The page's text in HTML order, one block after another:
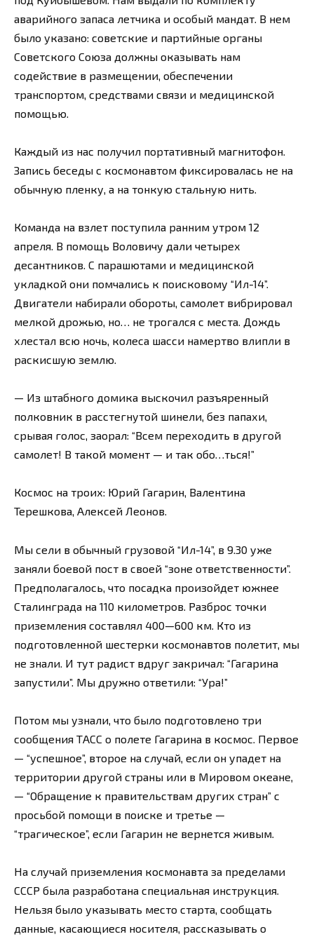
аварийного запаса летчика и особый мандат. В нем
было указано: советские и партийные органы
Советского Союза должны оказывать нам
содействие в размещении, обеспечении
транспортом, средствами связи и медицинской
помощью.
Каждый из нас получил портативный магнитофон.
Запись беседы с космонавтом фиксировалась не на
обычную пленку, а на тонкую стальную нить.
Команда на взлет поступила ранним утром 12
апреля. В помощь Воловичу дали четырех
десантников. С парашютами и медицинской
укладкой они помчались к поисковому “Ил-14”.
Двигатели набирали обороты, самолет вибрировал
мелкой дрожью, но… не трогался с места. Дождь
хлестал всю ночь, колеса шасси намертво влипли в
раскисшую землю.
— Из штабного домика выскочил разъяренный
полковник в расстегнутой шинели, без папахи,
срывая голос, заорал: “Всем переходить в другой
самолет! В такой момент — и так обо…ться!”
Космос на троих: Юрий Гагарин, Валентина
Терешкова, Алексей Леонов.
Мы сели в обычный грузовой “Ил-14”, в 9.30 уже
заняли боевой пост в своей “зоне ответственности”.
Предполагалось, что посадка произойдет южнее
Сталинграда на 110 километров. Разброс точки
приземления составлял 400—600 км. Кто из
подготовленной шестерки космонавтов полетит, мы
не знали. И тут радист вдруг закричал: “Гагарина
запустили”. Мы дружно ответили: “Ура!”
Потом мы узнали, что было подготовлено три
сообщения ТАСС о полете Гагарина в космос. Первое
— “успешное”, второе на случай, если он упадет на
территории другой страны или в Мировом океане,
— “Обращение к правительствам других стран” с
просьбой помощи в поиске и третье —
“трагическое”, если Гагарин не вернется живым.
На случай приземления космонавта за пределами
СССР была разработана специальная инструкция.
Нельзя было указывать место старта, сообщать
данные, касающиеся носителя, рассказывать о